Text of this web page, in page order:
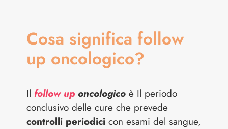
Cosa significa follow
up oncologico?
Il follow up oncologico è Il periodo
conclusivo delle cure che prevede
controlli periodici con esami del sangue,